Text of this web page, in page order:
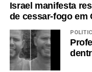
Israel manifesta
de cessar-fogo em